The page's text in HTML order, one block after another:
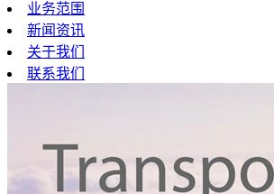
业务范围
新闻资讯
关于我们
联系我们